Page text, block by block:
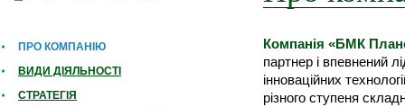
ПРО КОМПАНІЮ
ВИДИ ДІЯЛЬНОСТІ
СТРАТЕГІЯ
Компанія «БМК
партнер і впевнений
інноваційних
різного ступеня